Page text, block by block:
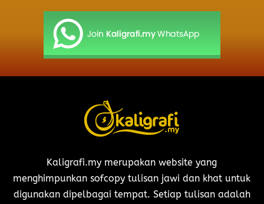
Kaligrafi.my merupakan website yang
menghimpunkan sofcopy tulisan jawi dan khat untuk
digunakan dipelbagai tempat. Setiap tulisan adalah